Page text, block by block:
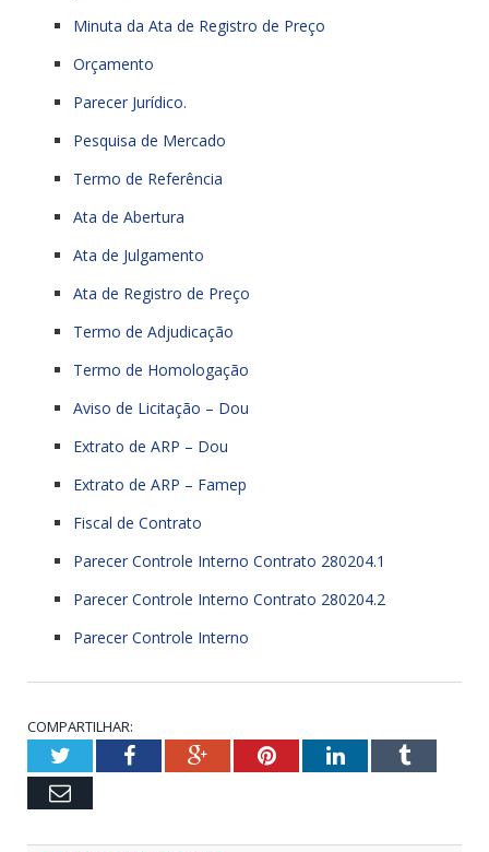
Minuta da Ata de Registro de Preço
Orçamento
Parecer Jurídico.
Pesquisa de Mercado
Termo de Referência
Ata de Abertura
Ata de Julgamento
Ata de Registro de Preço
Termo de Adjudicação
Termo de Homologação
Aviso de Licitação – Dou
Extrato de ARP – Dou
Extrato de ARP – Famep
Fiscal de Contrato
Parecer Controle Interno Contrato 280204.1
Parecer Controle Interno Contrato 280204.2
Parecer Controle Interno
COMPARTILHAR:
TwitterFacebookGoogle+PinterestLinkedInTumblr
Email